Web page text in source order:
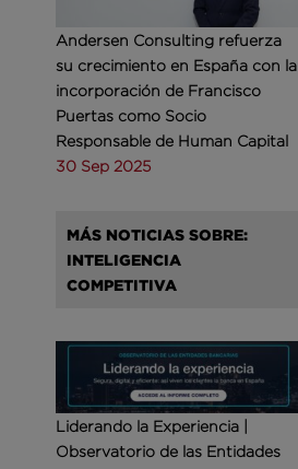
Andersen Consulting refuerza
su crecimiento en España con la
incorporación de Francisco
Puertas como Socio
Responsable de Human Capital
30 Sep 2025
MÁS NOTICIAS SOBRE:
INTELIGENCIA
COMPETITIVA
Liderando la Experiencia |
Observatorio de las Entidades